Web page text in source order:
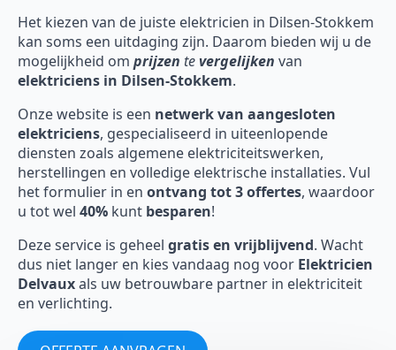
Het kiezen van de juiste elektricien in Dilsen-Stokkem
kan soms een uitdaging zijn. Daarom bieden wij u de
mogelijkheid om prijzen tevergelijken van
elektriciens in Dilsen-Stokkem.
Onze website is een netwerk van aangesloten
elektriciens, gespecialiseerd in uiteenlopende
diensten zoals algemene elektriciteitswerken,
herstellingen en volledige elektrische installaties. Vul
het formulier in en ontvang tot 3 offertes, waardoor
u tot wel 40% kunt besparen!
Deze service is geheel gratis en vrijblijvend. Wacht
dus niet langer en kies vandaag nog voor Elektricien
Delvauxals uw betrouwbare partner in elektriciteit
en verlichting.